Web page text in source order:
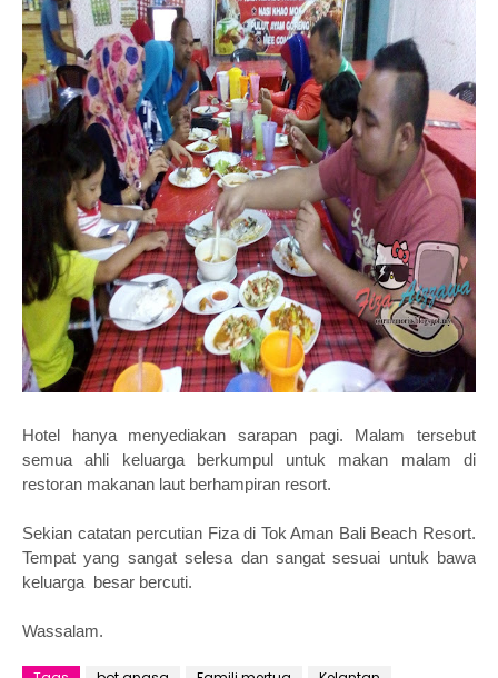
Hotel hanya menyediakan sarapan pagi. Malam tersebut
semua ahli keluarga berkumpul untuk makan malam di
restoran makanan laut berhampiran resort.
Sekian catatan percutian Fiza di Tok Aman Bali Beach Resort.
Tempat yang sangat selesa dan sangat sesuai untuk bawa
keluarga besar bercuti.
Wassalam.